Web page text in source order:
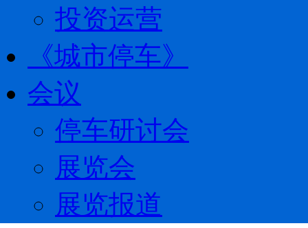
投资运营
《城市停车》
会议
停车研讨会
展览会
展览报道